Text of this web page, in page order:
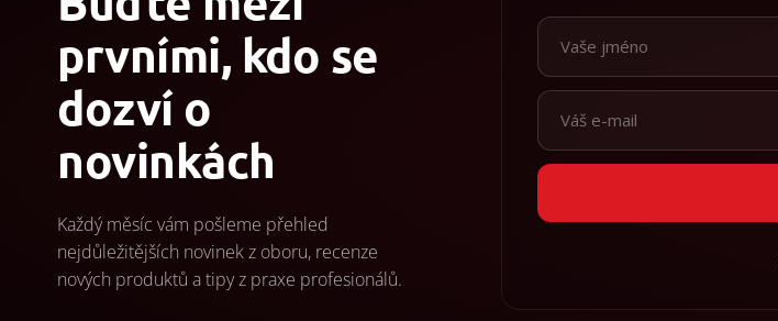
prvními, kdo se
dozví o
novinkách
Každý měsíc vám pošleme přehled
nejdůležitějších novinek z oboru, recenze
nových produktů a tipy z praxe profesionálů.